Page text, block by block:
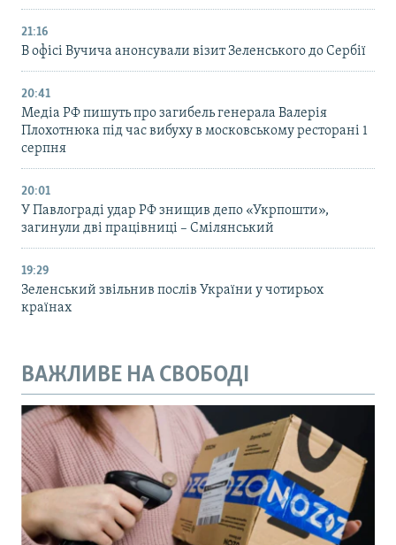
21:16
В офісі Вучича анонсували візит Зеленського до Сербії
20:41
Медіа РФ пишуть про загибель генерала Валерія
Плохотнюка під час вибуху в московському ресторані 1
серпня
20:01
У Павлограді удар РФ знищив депо «Укрпошти»,
загинули дві працівниці – Смілянський
19:29
Зеленський звільнив послів України у чотирьох
країнах
ВАЖЛИВЕ НА СВОБОДІ